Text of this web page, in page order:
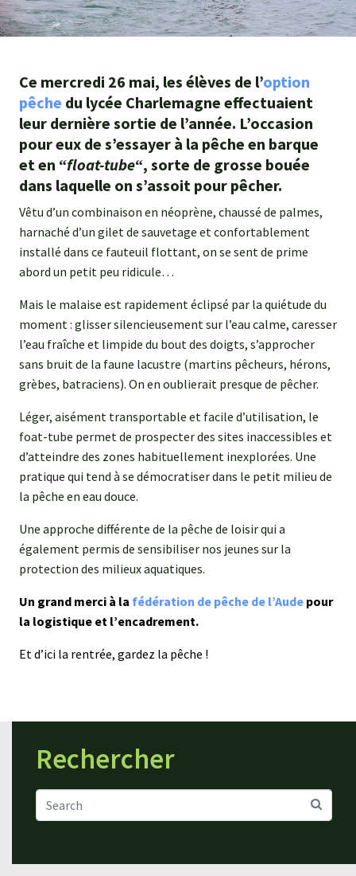
Ce mercredi 26 mai, les élèves de l’option
pêche du lycée Charlemagne effectuaient
leur dernière sortie de l’année. L’occasion
pour eux de s’essayer à la pêche en barque
et en “float-tube“, sorte de grosse bouée
dans laquelle on s’assoit pour pêcher.
Vêtu d’un combinaison en néoprène, chaussé de palmes,
harnaché d’un gilet de sauvetage et confortablement
installé dans ce fauteuil flottant, on se sent de prime
abord un petit peu ridicule…
Mais le malaise est rapidement éclipsé par la quiétude du
moment : glisser silencieusement sur l’eau calme, caresser
l’eau fraîche et limpide du bout des doigts, s’approcher
sans bruit de la faune lacustre (martins pêcheurs, hérons,
grèbes, batraciens). On en oublierait presque de pêcher.
Léger, aisément transportable et facile d’utilisation, le
foat-tube permet de prospecter des sites inaccessibles et
d’atteindre des zones habituellement inexplorées. Une
pratique qui tend à se démocratiser dans le petit milieu de
la pêche en eau douce.
Une approche différente de la pêche de loisir qui a
également permis de sensibiliser nos jeunes sur la
protection des milieux aquatiques.
Un grand merci à la fédération de pêche de l’Aude pour
la logistique et l’encadrement.
Et d’ici la rentrée, gardez la pêche !
Rechercher